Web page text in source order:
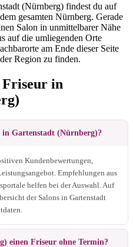
(Nürnberg) findest du auf
gesamten Nürnberg. Gerade
Salon in unmittelbarer Nähe
auf die umliegenden Orte
am Ende dieser Seite
Region zu finden.
Friseur in
in Gartenstadt (Nürnberg)?
Kundenbewertungen,
Empfehlungen aus
helfen bei der Auswahl. Auf
der Salons in Gartenstadt
einen Friseur ohne Termin?